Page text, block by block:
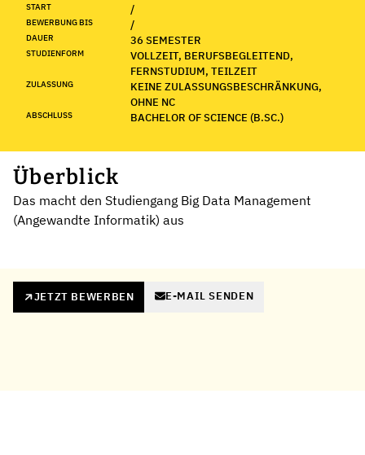
START /
BEWERBUNG BIS /
DAUER 36 SEMESTER
STUDIENFORM
VOLLZEIT, BERUFSBEGLEITEND,
FERNSTUDIUM, TEILZEIT
ZULASSUNG
KEINE ZULASSUNGSBESCHRÄNKUNG,
OHNE NC
ABSCHLUSS BACHELOR OF SCIENCE (B.SC.)
Überblick
Das macht den Studiengang Big Data Management
(Angewandte Informatik) aus
JETZT BEWERBEN E-MAIL SENDEN